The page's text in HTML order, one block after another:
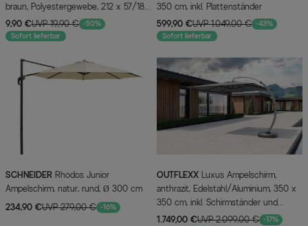
braun, Polyestergewebe, 212 x 57/18
cm, mit Zugband
9,90 €UVP 19,90 € -50%
Sofort lieferbar
350 cm, inkl. Plattenständer
599,90 €UVP 1.049,00 € -43%
Sofort lieferbar
SCHNEIDER
Ampelschirm, natur, rund, Ø 300 cm
234,90 €UVP 279,00 € -16%
OUTFLEXX
anthrazit, Edelstahl/Aluminium, 350 x
350 cm, inkl. Schirmständer und
Schutzhülle
1.749,00 €UVP 2.099,00 € -17%